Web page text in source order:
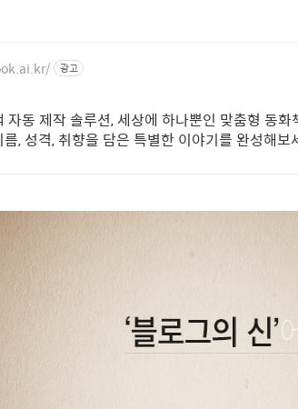
광고
자동 제작 솔루션, 세상에 하나뿐인 맞춤형 동화
, 성격, 취향을 담은 특별한 이야기를 완성해보